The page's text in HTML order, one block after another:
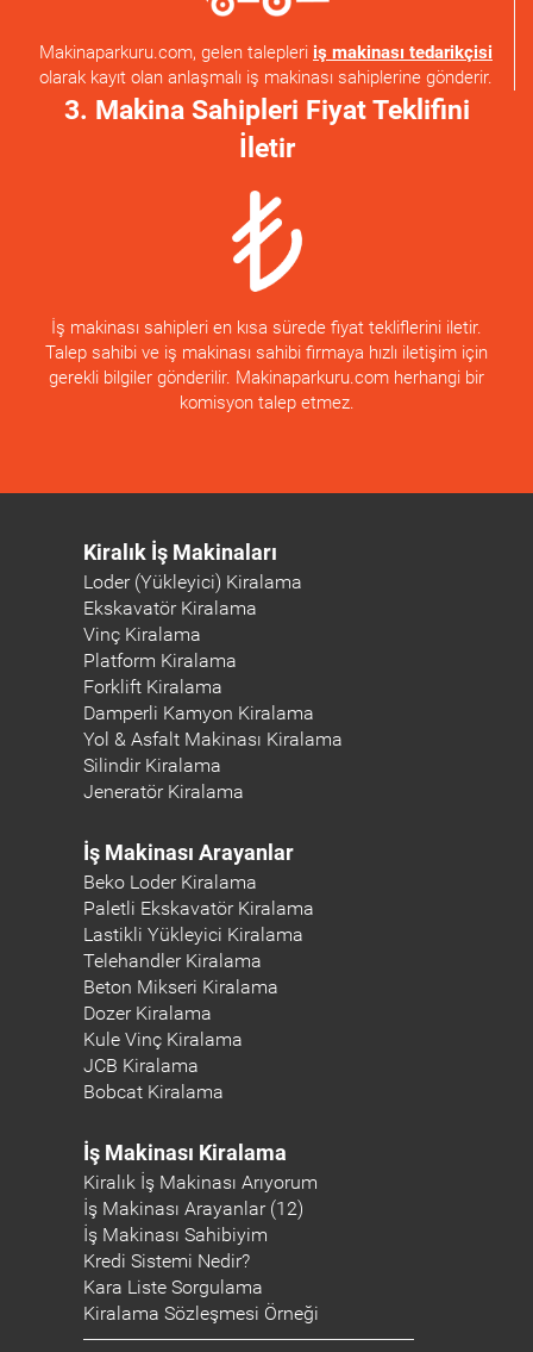
Makinaparkuru.com, gelen talepleri iş makinası tedarikçisi
olarak kayıt olan anlaşmalı iş makinası sahiplerine gönderir.
3. Makina Sahipleri Fiyat Teklifini
İletir
İş makinası sahipleri en kısa sürede fiyat tekliflerini iletir.
Talep sahibi ve iş makinası sahibi firmaya hızlı iletişim için
gerekli bilgiler gönderilir. Makinaparkuru.com herhangi bir
komisyon talep etmez.
Kiralık İş Makinaları
Loder (Yükleyici) Kiralama
Ekskavatör Kiralama
Vinç Kiralama
Platform Kiralama
Forklift Kiralama
Damperli Kamyon Kiralama
Yol & Asfalt Makinası Kiralama
Silindir Kiralama
Jeneratör Kiralama
İş Makinası Arayanlar
Beko Loder Kiralama
Paletli Ekskavatör Kiralama
Lastikli Yükleyici Kiralama
Telehandler Kiralama
Beton Mikseri Kiralama
Dozer Kiralama
Kule Vinç Kiralama
JCB Kiralama
Bobcat Kiralama
İş Makinası Kiralama
Kiralık İş Makinası Arıyorum
İş Makinası Arayanlar (12)
İş Makinası Sahibiyim
Kredi Sistemi Nedir?
Kara Liste Sorgulama
Kiralama Sözleşmesi Örneği